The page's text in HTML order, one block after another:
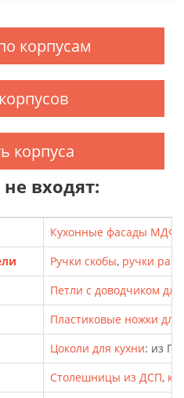
корпусам
корпуса
входят:
Кухонные фасады МДФ
Ручки скобы, ручки
Петли с доводчиком для
Пластиковые ножки
Цоколи для кухни: из
Столешницы из ДСП,